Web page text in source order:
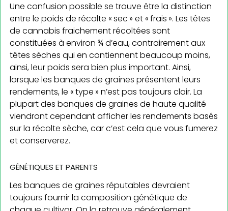
Une confusion possible se trouve être la distinction
entre le poids de récolte « sec » et « frais ». Les têtes
de cannabis fraichement récoltées sont
constituées à environ ¾ d’eau, contrairement aux
têtes sèches qui en contiennent beaucoup moins,
ainsi, leur poids sera bien plus important. Ainsi,
lorsque les banques de graines présentent leurs
rendements, le « type » n’est pas toujours clair. La
plupart des banques de graines de haute qualité
viendront cependant afficher les rendements basés
sur la récolte sèche, car c’est cela que vous fumerez
et conserverez.
GÉNÉTIQUES ET PARENTS
Les banques de graines réputables devraient
toujours fournir la composition génétique de